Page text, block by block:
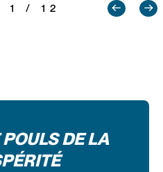
1 / 12
DE LA